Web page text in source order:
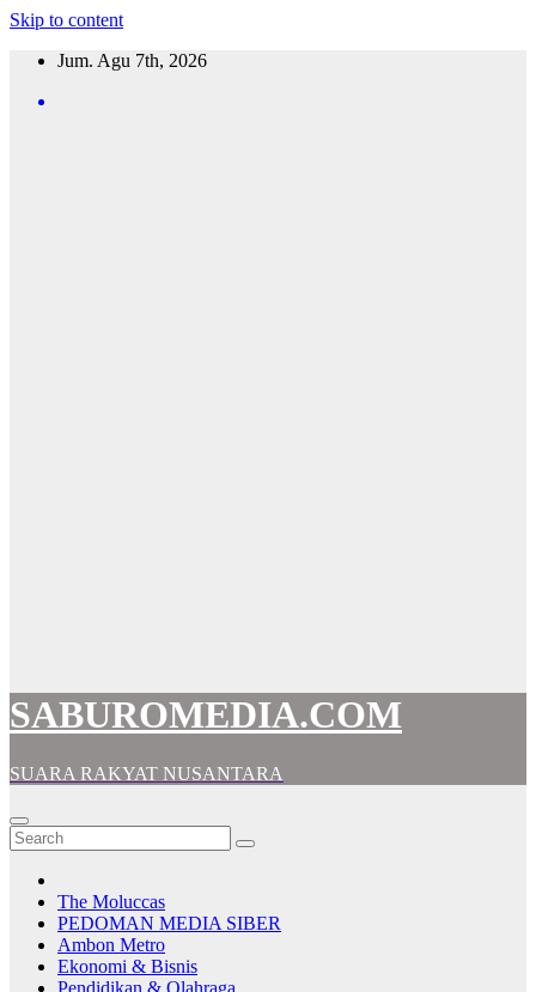
Skip to content
Jum. Agu 7th, 2026
SABUROMEDIA.COM
SUARA RAKYAT NUSANTARA
The Moluccas
PEDOMAN MEDIA SIBER
Ambon Metro
Ekonomi & Bisnis
Pendidikan & Olahraga